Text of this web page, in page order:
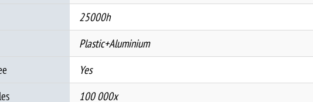
25000h
Plastic+Aluminium
Yes
100 000x